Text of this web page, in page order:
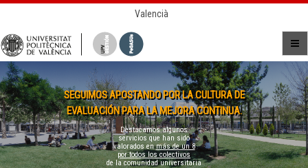
Valencià
SEGUIMOS APOSTANDO POR LA CULTURA DE
EVALUACIÓN PARA LA MEJORA CONTINUA.
Destacamos algunos
servicios que han sido
valorados enmás de un 8
por todos los colectivos
de la comunidad universitaria